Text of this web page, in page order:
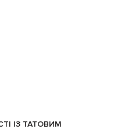
ІЗ ТАТОВИМ